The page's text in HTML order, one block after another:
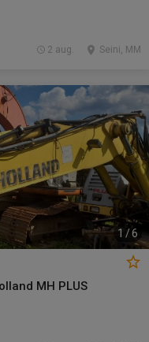
Seini, MM
2 aug.
1 /6
MH PLUS